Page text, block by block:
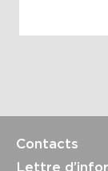
Contacts
Lettre